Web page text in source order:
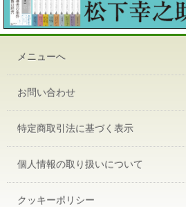
メニューへ
お問い合わせ
特定商取引法に基づく表示
個人情報の取り扱いについて
クッキーポリシー